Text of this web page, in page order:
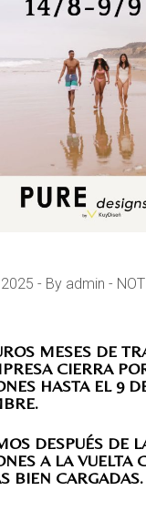
By admin
MESES DE
CIERRA
HASTA EL 9
DESPUÉS DE
A LA VUELTA
BIEN CARGADAS.